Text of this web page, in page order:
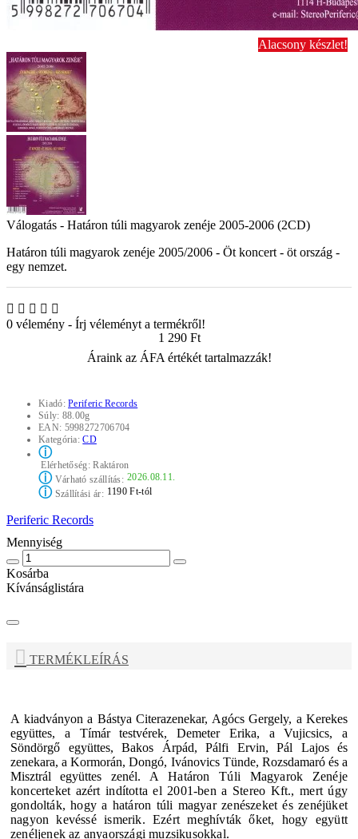
Alacsony készlet!
Válogatás - Határon túli magyarok zenéje 2005-2006 (2CD)
Határon túli magyarok zenéje 2005/2006 - Öt koncert - öt ország -
egy nemzet.
0 vélemény - Írj véleményt a termékről!
1 290 Ft
Áraink az ÁFA értékét tartalmazzák!
Kiadó:Periferic Records
Súly: 88.00g
EAN: 5998272706704
Kategória:CD
ⓘ
Elérhetőség:Raktáron
ⓘVárható szállítás: 2026.08.11.
ⓘSzállítási ár: 1190 Ft-tól
Periferic Records
Mennyiség
Kosárba
Kívánságlistára
TERMÉKLEÍRÁS
A kiadványon a Bástya Citerazenekar, Agócs Gergely, a Kerekes
együttes, a Tímár testvérek, Demeter Erika, a Vujicsics, a
Söndörgő együttes, Bakos Árpád, Pálfi Ervin, Pál Lajos és
zenekara, a Kormorán, Dongó, Ivánovics Tünde, Rozsdamaró és a
Misztrál együttes zenél. A Határon Túli Magyarok Zenéje
koncerteket azért indította el 2001-ben a Stereo Kft., mert úgy
gondolták, hogy a határon túli magyar zenészeket és zenéjüket
nagyon kevéssé ismerik. Ezért meghívták őket, hogy együtt
zenéljenek az anyaországi muzsikusokkal.